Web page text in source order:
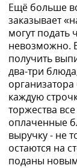
Ещё больше
заказывает
могут подать
невозможно.
получить
два-три
каждую
торжества
оплаченные
выручку - не
остаются на
поданы новым